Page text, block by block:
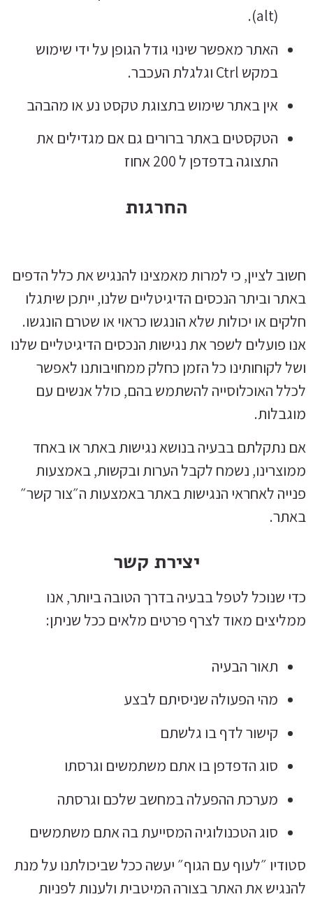
(alt).
האתר מאפשר שינוי גודל הגופן על ידי שימוש
במקש Ctrl וגלגלת העכבר.
אין באתר שימוש בתצוגת טקסט נע או מהבהב
הטקסטים באתר ברורים גם אם מגדילים את
התצוגה בדפדפן ל 200 אחוז
החרגות
חשוב לציין, כי למרות מאמצינו להנגיש את כלל הדפים
באתר וביתר הנכסים הדיגיטליים שלנו, ייתכן שיתגלו
חלקים או יכולות שלא הונגשו כראוי או שטרם הונגשו.
אנו פועלים לשפר את נגישות הנכסים הדיגיטליים שלנו
ושל לקוחותינו כל הזמן כחלק ממחויבותנו לאפשר
לכלל האוכלוסייה להשתמש בהם, כולל אנשים עם
מוגבלות.
אם נתקלתם בבעיה בנושא נגישות באתר או באחד
ממוצרינו, נשמח לקבל הערות ובקשות, באמצעות
פנייה לאחראי הנגישות באתר באמצעות ה״צור קשר״
באתר.
יצירת קשר
כדי שנוכל לטפל בבעיה בדרך הטובה ביותר, אנו
ממליצים מאוד לצרף פרטים מלאים ככל שניתן:
תאור הבעיה
מהי הפעולה שניסיתם לבצע
קישור לדף בו גלשתם
סוג הדפדפן בו אתם משתמשים וגרסתו
מערכת ההפעלה במחשב שלכם וגרסתה
סוג הטכנולוגיה המסייעת בה אתם משתמשים
סטודיו ״לעוף עם הגוף״ יעשה ככל שביכולתנו על מנת
להנגיש את האתר בצורה המיטבית ולענות לפניות